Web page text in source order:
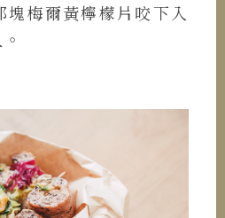
塊梅爾黃檸檬片咬下入